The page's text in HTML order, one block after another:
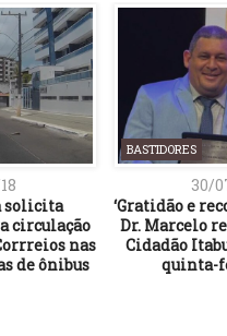
solicita
circulação
nas
de ônibus
BASTIDORES
30/
‘Gratidão e
Dr. Marcelo
Cidadão
quinta-